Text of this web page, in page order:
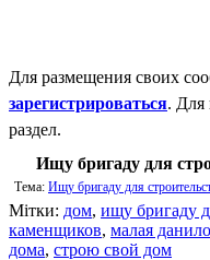
Для размещения своих
зарегистрироваться. Для
раздел.
Ищу бригаду для
Тема: Ищу бригаду для
Мітки: дом, ищу бригаду
каменщиков, малая
дома, строю свой дом